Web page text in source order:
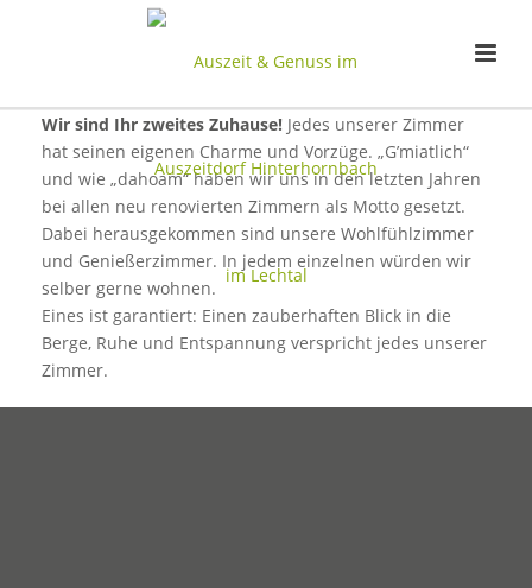
Wir sind Ihr zweites Zuhause! Jedes unserer Zimmer
hat seinen eigenen Charme und Vorzüge. „G’miatlich“
und wie „dahoam“ haben wir uns in den letzten Jahren
bei allen neu renovierten Zimmern als Motto gesetzt.
Dabei herausgekommen sind unsere Wohlfühlzimmer
und Genießerzimmer. In jedem einzelnen würden wir
selber gerne wohnen.
Eines ist garantiert: Einen zauberhaften Blick in die
Berge, Ruhe und Entspannung verspricht jedes unserer
Zimmer.